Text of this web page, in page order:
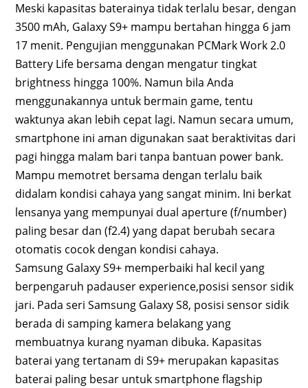
Meski kapasitas baterainya tidak terlalu besar, dengan
3500 mAh, Galaxy S9+ mampu bertahan hingga 6 jam
17 menit. Pengujian menggunakan PCMark Work 2.0
Battery Life bersama dengan mengatur tingkat
brightness hingga 100%. Namun bila Anda
menggunakannya untuk bermain game, tentu
waktunya akan lebih cepat lagi. Namun secara umum,
smartphone ini aman digunakan saat beraktivitas dari
pagi hingga malam bari tanpa bantuan power bank.
Mampu memotret bersama dengan terlalu baik
didalam kondisi cahaya yang sangat minim. Ini berkat
lensanya yang mempunyai dual aperture (f/number)
paling besar dan (f2.4) yang dapat berubah secara
otomatis cocok dengan kondisi cahaya.
Samsung Galaxy S9+ memperbaiki hal kecil yang
berpengaruh padauser experience,posisi sensor sidik
jari. Pada seri Samsung Galaxy S8, posisi sensor sidik
berada di samping kamera belakang yang
membuatnya kurang nyaman dibuka. Kapasitas
baterai yang tertanam di S9+ merupakan kapasitas
baterai paling besar untuk smartphone flagship